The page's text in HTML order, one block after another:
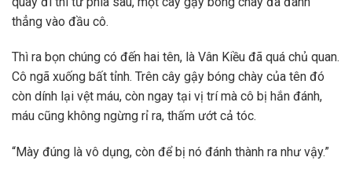
thẳng vào đầu cô.
Thì ra bọn chúng có đến hai tên, là Vân Kiều đã quá chủ quan.
Cô ngã xuống bất tỉnh. Trên cây gậy bóng chày của tên đó
còn dính lại vệt máu, còn ngay tại vị trí mà cô bị hắn đánh,
máu cũng không ngừng rỉ ra, thấm ướt cả tóc.
“Mày đúng là vô dụng, còn để bị nó đánh thành ra như vậy.”